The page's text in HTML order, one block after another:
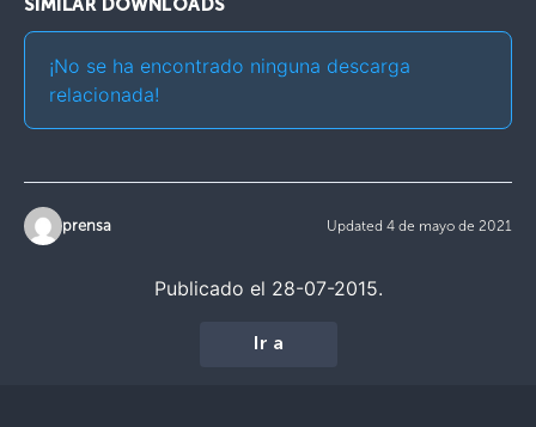
SIMILAR DOWNLOADS
¡No se ha encontrado ninguna descarga
relacionada!
prensa Updated 4 de mayo de 2021
Publicado el 28-07-2015.
Ir a